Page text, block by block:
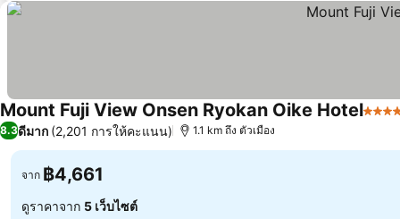
Mount Fuji View Onsen Ryokan Oike Hotel5 ดาว
8.3ดีมาก (2,201 การให้คะแนน) 1.1 km ถึง ตัวเมือง
จาก ฿4,661
ดูราคาจาก 5 เว็บไซต์